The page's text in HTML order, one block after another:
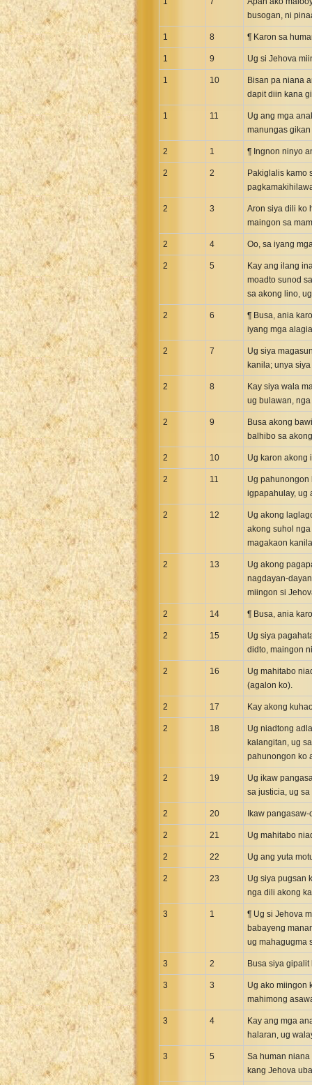
Greek NT Byzantine Majority
Greek NT Wescott-Hort
Greek Septuagint Old Testament
Hebrew OT WM Leningrad Codex
Icelandic Bible
Indonesian Bahasa Bible
Indonesian Lama Bible
Korean Bible
Maori Genesis Exodus Leviticus
Portuguese Bible
Romanian Cornilescu Bible
Russian Synodal 1876 Bible
Russian Synodal Bible KOI8
Russian Synodal Bible Win-1251
Shuar New Testament
Spanish Sag. Escrituras 1569
Swedish 1917 Bible
Ukrainian Bible
Uma New Testament
Vietnamese 1934 Bible
Xhosa Bible
busogan, ni
1 8 ¶ Karon sa
1 9 Ug si Jehova
1 10
Bisan pa niana
dapit diin kana
1 11
Ug ang mga
manungas
2 1 ¶ Ingnon ninyo
2 2
Pakiglalis kamo
2 3
Aron siya dili ko
maingon sa
2 4 Oo, sa iyang
2 5
Kay ang ilang
moadto sunod
sa akong lino,
2 6
¶ Busa, ania
iyang mga
2 7
Ug siya
kanila; unya
2 8
Kay siya wala
ug bulawan,
2 9
Busa akong
balhibo sa
2 10 Ug karon akong
2 11
Ug pahunongon
igpapahulay, ug
2 12
Ug akong
akong suhol
magakaon
2 13
Ug akong
nagdayan-
miingon si
2 14 ¶ Busa, ania
2 15
Ug siya
didto, maingon
2 16
Ug mahitabo
(agalon ko).
2 17 Kay akong
2 18
Ug niadtong
kalangitan, ug
pahunongon ko
2 19
Ug ikaw
sa justicia, ug
2 20 Ikaw
2 21 Ug mahitabo
2 22 Ug ang yuta
2 23
Ug siya pugsan
nga dili akong
3 1
¶ Ug si Jehova
babayeng
ug mahagugma
3 2 Busa siya
3 3
Ug ako miingon
mahimong
3 4
Kay ang mga
halaran, ug
3 5
Sa human
kang Jehova